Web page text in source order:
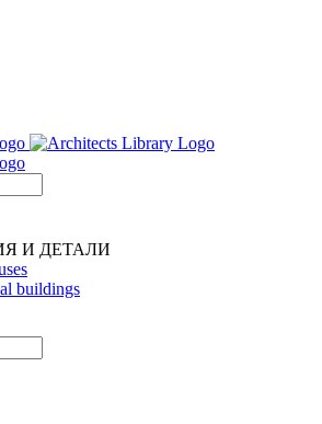
И ДЕТАЛИ
buildings